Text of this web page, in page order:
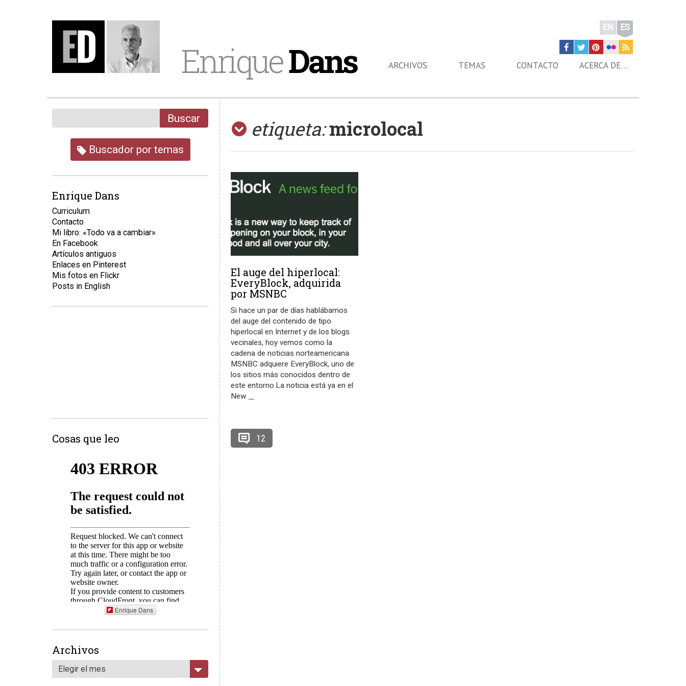
EnriqueDans
EN ES
ARCHIVOS TEMAS CONTACTO ACERCA DE…
etiqueta:microlocal
El auge del hiperlocal:
EveryBlock, adquirida
por MSNBC
Si hace un par de días hablábamos
del auge del contenido de tipo
hiperlocal en Internet y de los blogs
vecinales, hoy vemos como la
cadena de noticias norteamericana
MSNBC adquiere EveryBlock, uno de
los sitios más conocidos dentro de
este entorno.La noticia está ya en el
New…
12
Buscar
Buscador por temas
Enrique Dans
Curriculum
Contacto
Mi libro: «Todo va a cambiar»
En Facebook
Artículos antiguos
Enlaces en Pinterest
Mis fotos en Flickr
Posts in English
Cosas que leo
Enrique Dans
Archivos
Elegir el mes